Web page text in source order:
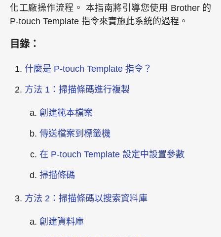
化工廠操作流程。 本指南將引導您使用 Brother 的
P-touch Template 指令來實施此系統的過程。
目錄：
什麼是 P-touch Template 指令？
方法 1：掃描條碼進行複製
創建範本檔案
傳送檔案到標籤機
在 P-touch Template 設定中設置參數
掃描條碼
方法 2：掃描條碼以搜索資料庫
創建資料庫